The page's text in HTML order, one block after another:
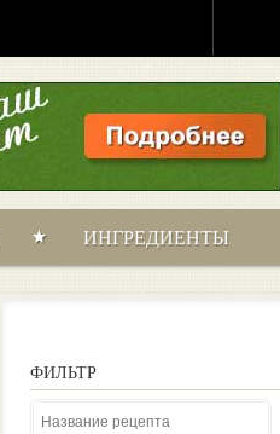
ИНГРЕДИЕНТЫ
ФИЛЬТР